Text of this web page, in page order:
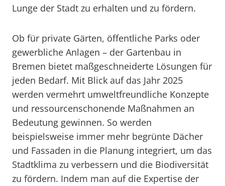
Lunge der Stadt zu erhalten und zu fördern.
Ob für private Gärten, öffentliche Parks oder
gewerbliche Anlagen – der Gartenbau in
Bremen bietet maßgeschneiderte Lösungen für
jeden Bedarf. Mit Blick auf das Jahr 2025
werden vermehrt umweltfreundliche Konzepte
und ressourcenschonende Maßnahmen an
Bedeutung gewinnen. So werden
beispielsweise immer mehr begrünte Dächer
und Fassaden in die Planung integriert, um das
Stadtklima zu verbessern und die Biodiversität
zu fördern. Indem man auf die Expertise der